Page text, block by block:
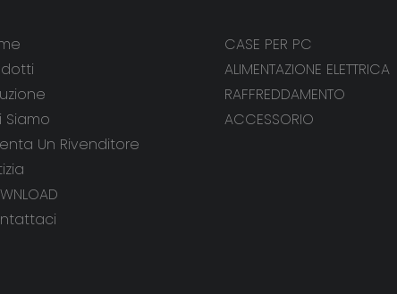
Siamo
Un Rivenditore
CASE PER PC
ALIMENTAZIONE ELETTRICA
RAFFREDDAMENTO
ACCESSORIO